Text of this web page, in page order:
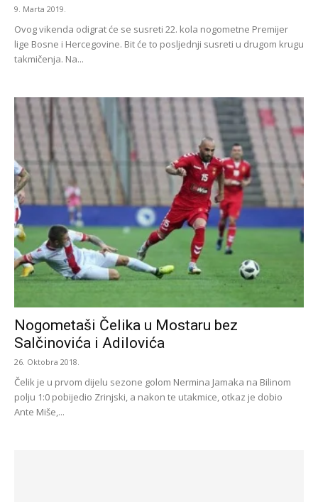
9. Marta 2019.
Ovog vikenda odigrat će se susreti 22. kola nogometne Premijer
lige Bosne i Hercegovine. Bit će to posljednji susreti u drugom krugu
takmičenja. Na...
Nogometaši Čelika u Mostaru bez
Salčinovića i Adilovića
26. Oktobra 2018.
Čelik je u prvom dijelu sezone golom Nermina Jamaka na Bilinom
polju 1:0 pobijedio Zrinjski, a nakon te utakmice, otkaz je dobio
Ante Miše,...